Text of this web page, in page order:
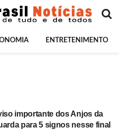
ENTRETENIMENTO
importante dos Anjos da
para 5 signos nesse final